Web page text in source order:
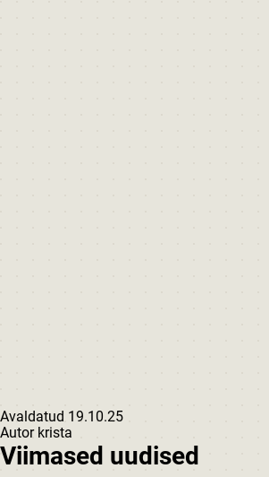
Avaldatud 19.10.25
Autor krista
Viimased uudised